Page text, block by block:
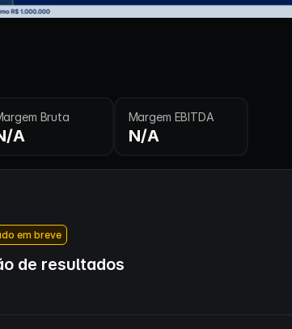
Bruta
A
Margem EBITDA
N/A
em breve
de resultados